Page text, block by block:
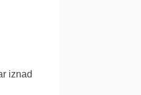
iznad